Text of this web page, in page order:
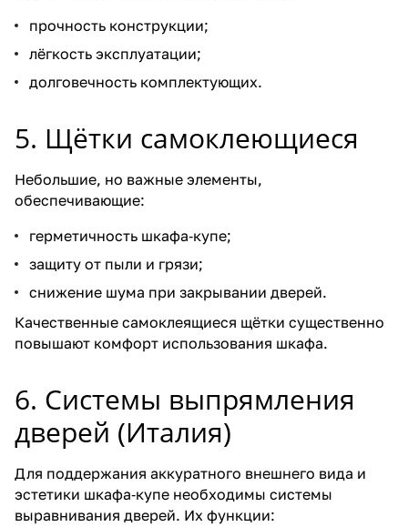
прочность конструкции;
лёгкость эксплуатации;
долговечность комплектующих.
5. Щётки самоклеющиеся
Небольшие, но важные элементы,
обеспечивающие:
герметичность шкафа‑купе;
защиту от пыли и грязи;
снижение шума при закрывании дверей.
Качественные самоклеящиеся щётки существенно
повышают комфорт использования шкафа.
6. Системы выпрямления
дверей (Италия)
Для поддержания аккуратного внешнего вида и
эстетики шкафа‑купе необходимы системы
выравнивания дверей. Их функции: